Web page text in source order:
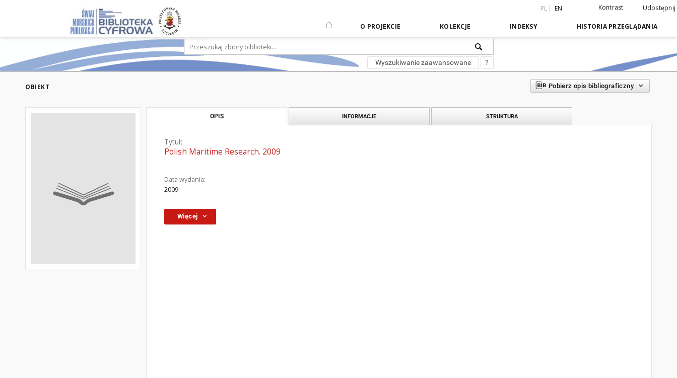
PL EN Kontrast Udostępnij
O PROJEKCIE KOLEKCJE INDEKSY HISTORIA PRZEGLĄDANIA
Wyszukiwanie zaawansowane ?
OBIEKT Pobierz opis bibliograficzny
OPIS INFORMACJE STRUKTURA
Tytuł:
Polish Maritime Research. 2009
Data wydania:
2009
Więcej